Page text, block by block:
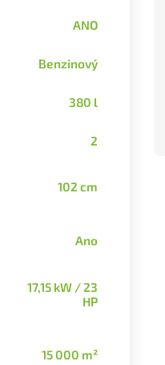
ANO
Benzinový
380 l
2
102 cm
Ano
17,15 kW / 23
HP
15 000 m²